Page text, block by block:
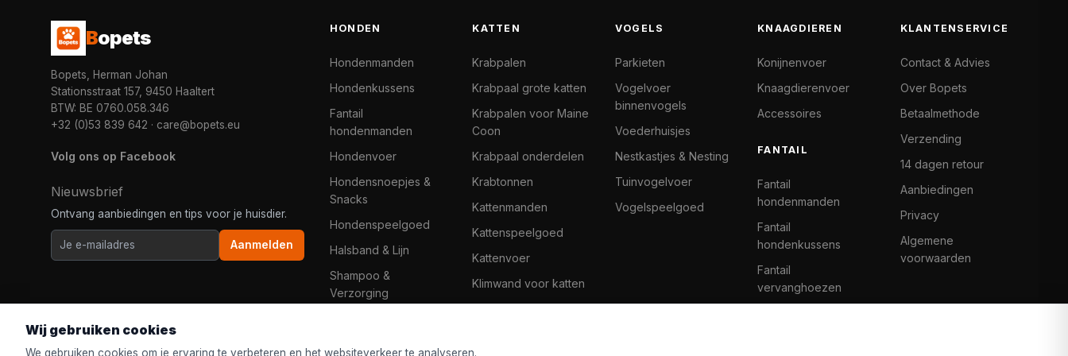
Bopets
Bopets, Herman Johan
Stationsstraat 157, 9450 Haaltert
BTW: BE 0760.058.346
+32 (0)53 839 642 · care@bopets.eu
Volg ons op Facebook
Nieuwsbrief
Ontvang aanbiedingen en tips voor je huisdier.
Aanmelden
HONDEN
Hondenmanden
Hondenkussens
Fantail
hondenmanden
Hondenvoer
Hondensnoepjes &
Snacks
Hondenspeelgoed
Halsband & Lijn
Shampoo &
Verzorging
KATTEN
Krabpalen
Krabpaal grote katten
Krabpalen voor Maine
Coon
Krabpaal onderdelen
Krabtonnen
Kattenmanden
Kattenspeelgoed
Kattenvoer
Klimwand voor katten
VOGELS
Parkieten
Vogelvoer
binnenvogels
Voederhuisjes
Nestkastjes & Nesting
Tuinvogelvoer
Vogelspeelgoed
KNAAGDIEREN
Konijnenvoer
Knaagdierenvoer
Accessoires
FANTAIL
Fantail
hondenmanden
Fantail
hondenkussens
Fantail
vervanghoezen
KLANTENSERVICE
Contact & Advies
Over Bopets
Betaalmethode
Verzending
14 dagen retour
Aanbiedingen
Privacy
Algemene
voorwaarden
Wij gebruiken cookies
We gebruiken cookies om je ervaring te verbeteren en het websiteverkeer te analyseren.